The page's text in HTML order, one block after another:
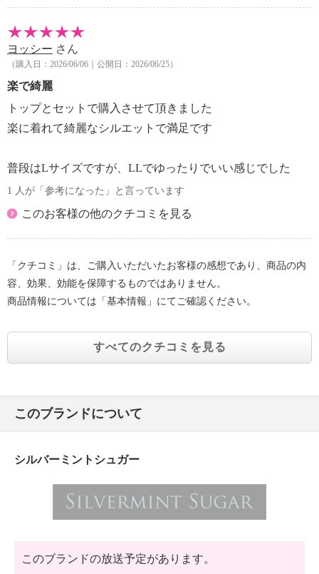
ヨッシー さん
（購入日：2026/06/06｜公開日：2026/06/25）
楽で綺麗
トップとセットで購入させて頂きました
楽に着れて綺麗なシルエットで満足です
普段はLサイズですが、LLでゆったりでいい感じでした
1 人が「参考になった」と言っています
このお客様の他のクチコミを見る
「クチコミ」は、ご購入いただいたお客様の感想であり、商品の内
容、効果、効能を保障するものではありません。
商品情報については「基本情報」にてご確認ください。
すべてのクチコミを見る
このブランドについて
シルバーミントシュガー
このブランドの放送予定があります。